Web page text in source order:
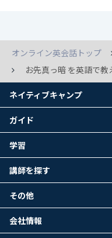
オンライン英会話トップ
お先真っ暗 を英語で教
ネイティブキャンプ
ガイド
学習
講師を探す
その他
会社情報